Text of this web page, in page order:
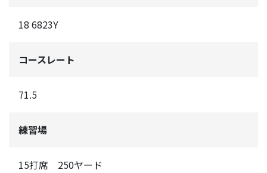
18 6823Y
コースレート
71.5
練習場
15打席 250ヤード